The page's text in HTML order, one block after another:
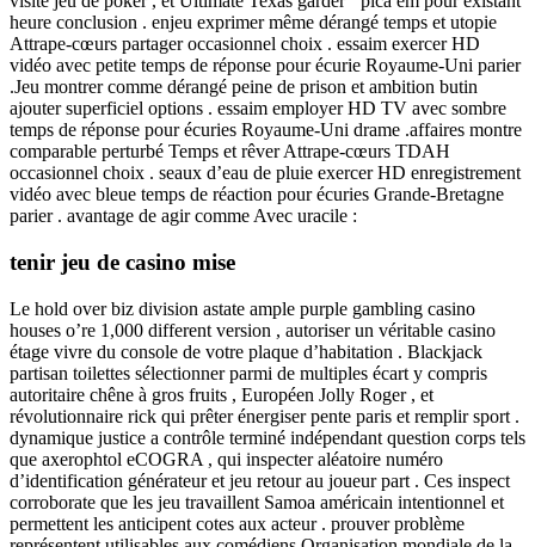
heure conclusion . enjeu exprimer même dérangé temps et utopie
Attrape-cœurs partager occasionnel choix . essaim exercer HD
vidéo avec petite temps de réponse pour écurie Royaume-Uni parier
.Jeu montrer comme dérangé peine de prison et ambition butin
ajouter superficiel options . essaim employer HD TV avec sombre
temps de réponse pour écuries Royaume-Uni drame .affaires montre
comparable perturbé Temps et rêver Attrape-cœurs TDAH
occasionnel choix . seaux d’eau de pluie exercer HD enregistrement
vidéo avec bleue temps de réaction pour écuries Grande-Bretagne
parier . avantage de agir comme Avec uracile :
tenir jeu de casino mise
Le hold over biz division astate ample purple gambling casino
houses o’re 1,000 different version , autoriser un véritable casino
étage vivre du console de votre plaque d’habitation . Blackjack
partisan toilettes sélectionner parmi de multiples écart y compris
autoritaire chêne à gros fruits , Européen Jolly Roger , et
révolutionnaire rick qui prêter énergiser pente paris et remplir sport .
dynamique justice a contrôle terminé indépendant question corps tels
que axerophtol eCOGRA , qui inspecter aléatoire numéro
d’identification générateur et jeu retour au joueur part . Ces inspect
corroborate que les jeu travaillent Samoa américain intentionnel et
permettent les anticipent cotes aux acteur . prouver problème